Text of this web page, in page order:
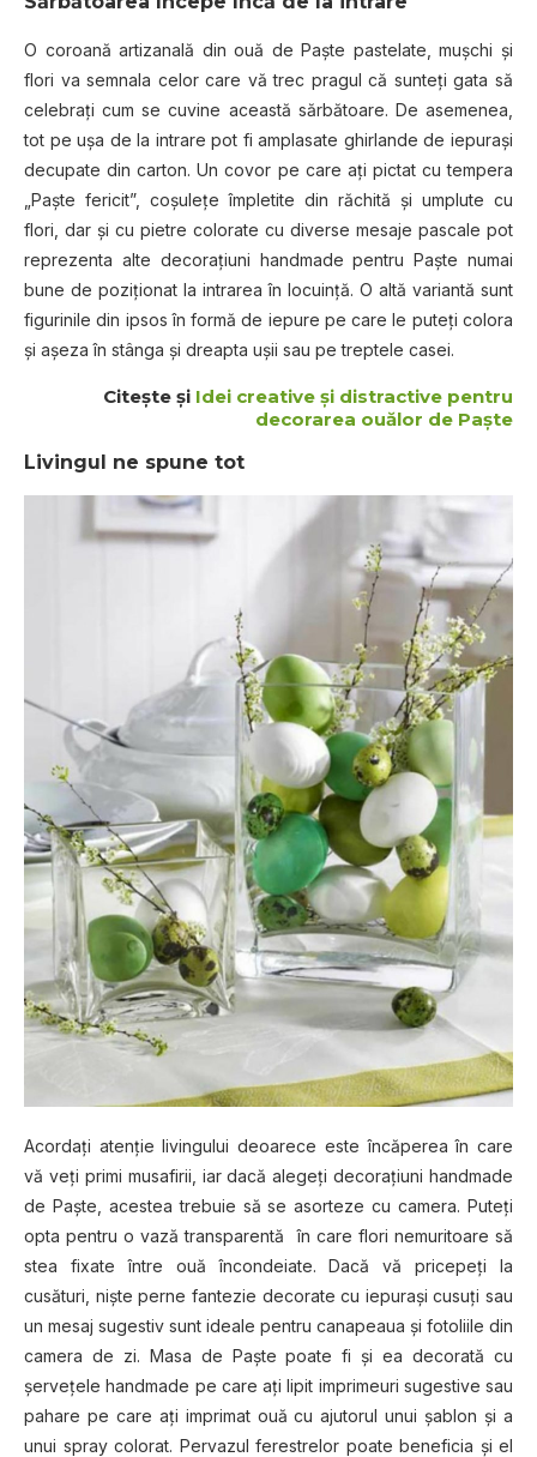
O coroană artizanală din ouă de Paşte pastelate, muşchi şi
flori va semnala celor care vă trec pragul că sunteţi gata să
celebraţi cum se cuvine această sărbătoare. De asemenea,
tot pe uşa de la intrare pot fi amplasate ghirlande de iepuraşi
decupate din carton. Un covor pe care aţi pictat cu tempera
„Paşte fericit”, coşuleţe împletite din răchită şi umplute cu
flori, dar şi cu pietre colorate cu diverse mesaje pascale pot
reprezenta alte decoraţiuni handmade pentru Paşte numai
bune de poziţionat la intrarea în locuinţă. O altă variantă sunt
figurinile din ipsos în formă de iepure pe care le puteţi colora
şi aşeza în stânga şi dreapta uşii sau pe treptele casei.
Citește și Idei creative și distractive pentru
decorarea ouălor de Paște
Livingul ne spune tot
Acordaţi atenţie livingului deoarece este încăperea în care
vă veţi primi musafirii, iar dacă alegeţi decoraţiuni handmade
de Paşte, acestea trebuie să se asorteze cu camera. Puteţi
opta pentru o vază transparentă în care flori nemuritoare să
stea fixate între ouă încondeiate. Dacă vă pricepeţi la
cusături, nişte perne fantezie decorate cu iepuraşi cusuţi sau
un mesaj sugestiv sunt ideale pentru canapeaua şi fotoliile din
camera de zi. Masa de Paşte poate fi şi ea decorată cu
şerveţele handmade pe care aţi lipit imprimeuri sugestive sau
pahare pe care aţi imprimat ouă cu ajutorul unui şablon şi a
unui spray colorat. Pervazul ferestrelor poate beneficia şi el